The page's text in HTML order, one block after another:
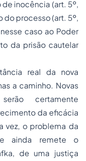
de inocência (art. 5º,
do processo (art. 5º,
caso ao Poder
da prisão cautelar
real da nova
a caminho. Novas
certamente
da eficácia
vez, o problema da
ainda remete o
de uma justiça